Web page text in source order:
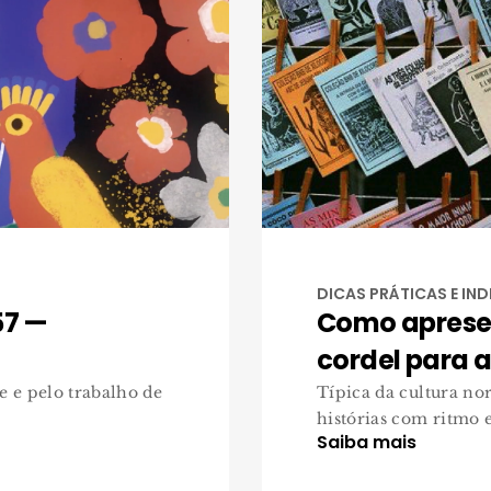
—
e pelo trabalho de
DICAS PRÁTICAS E
Como
cordel para
Típica da cultura
histórias com ritmo
Saiba mais